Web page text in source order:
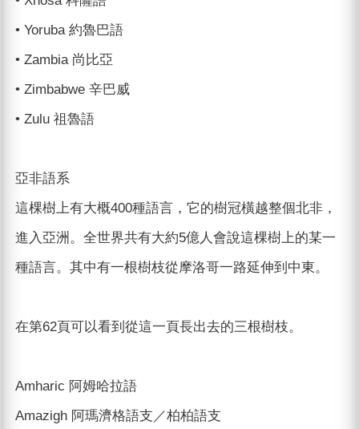
• Yoruba 約魯巴語
• Zambia 尚比亞
• Zimbabwe 辛巴威
• Zulu 祖魯語
亞非語系
這棵樹上有大概400種語言，它的樹冠橫越整個北非，
進入亞洲。全世界共有大約5億人會說這棵樹上的某一
種語言。其中有一根樹枝從摩洛哥一路延伸到中東。
在第62頁可以看到從這一頁長出去的三根樹枝。
Amharic 阿姆哈拉語
Amazigh 阿瑪濟格語支／柏柏語支